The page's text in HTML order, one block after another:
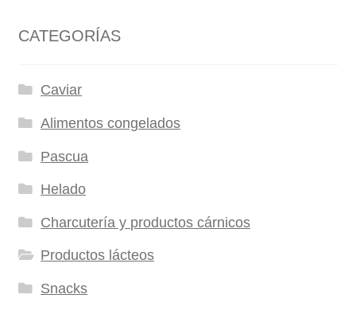
CATEGORÍAS
Caviar
Alimentos congelados
Pascua
Helado
Charcutería y productos cárnicos
Productos lácteos
Snacks